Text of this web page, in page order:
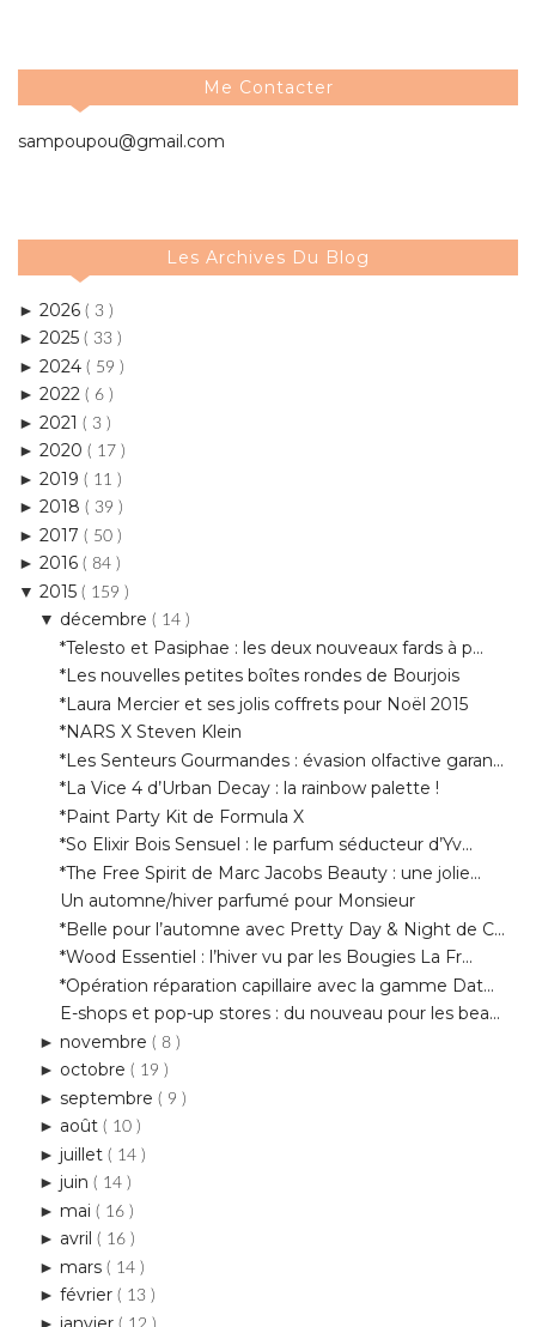
Me Contacter
sampoupou@gmail.com
Les Archives Du Blog
► 2026 ( 3 )
► 2025 ( 33 )
► 2024 ( 59 )
► 2022 ( 6 )
► 2021 ( 3 )
► 2020 ( 17 )
► 2019 ( 11 )
► 2018 ( 39 )
► 2017 ( 50 )
► 2016 ( 84 )
▼ 2015 ( 159 )
▼ décembre ( 14 )
*Telesto et Pasiphae : les deux nouveaux fards à p...
*Les nouvelles petites boîtes rondes de Bourjois
*Laura Mercier et ses jolis coffrets pour Noël 2015
*NARS X Steven Klein
*Les Senteurs Gourmandes : évasion olfactive garan...
*La Vice 4 d’Urban Decay : la rainbow palette !
*Paint Party Kit de Formula X
*So Elixir Bois Sensuel : le parfum séducteur d’Yv...
*The Free Spirit de Marc Jacobs Beauty : une jolie...
Un automne/hiver parfumé pour Monsieur
*Belle pour l’automne avec Pretty Day & Night de C...
*Wood Essentiel : l’hiver vu par les Bougies La Fr...
*Opération réparation capillaire avec la gamme Dat...
E-shops et pop-up stores : du nouveau pour les bea...
► novembre ( 8 )
► octobre ( 19 )
► septembre ( 9 )
► août ( 10 )
► juillet ( 14 )
► juin ( 14 )
► mai ( 16 )
► avril ( 16 )
► mars ( 14 )
► février ( 13 )
►